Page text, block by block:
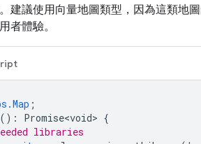
建議使用向量地圖類型，因為這類地
者體驗。
;
() : Promise<void> {
libraries